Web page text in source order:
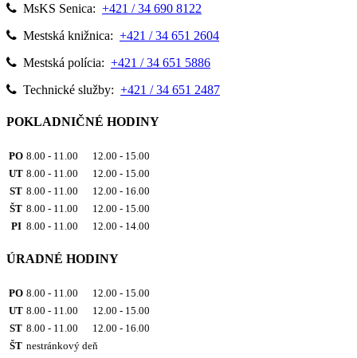
MsKS Senica: +421 / 34 690 8122
Mestská knižnica: +421 / 34 651 2604
Mestská polícia: +421 / 34 651 5886
Technické služby: +421 / 34 651 2487
POKLADNIČNÉ HODINY
PO 8.00 - 11.00 12.00 - 15.00
UT 8.00 - 11.00 12.00 - 15.00
ST 8.00 - 11.00 12.00 - 16.00
ŠT 8.00 - 11.00 12.00 - 15.00
PI 8.00 - 11.00 12.00 - 14.00
ÚRADNÉ HODINY
PO 8.00 - 11.00 12.00 - 15.00
UT 8.00 - 11.00 12.00 - 15.00
ST 8.00 - 11.00 12.00 - 16.00
ŠT nestránkový deň